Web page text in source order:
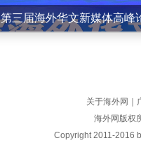
第三届海外华文新媒体高峰
关于海外网
海外网版权
Copyright2011-2016